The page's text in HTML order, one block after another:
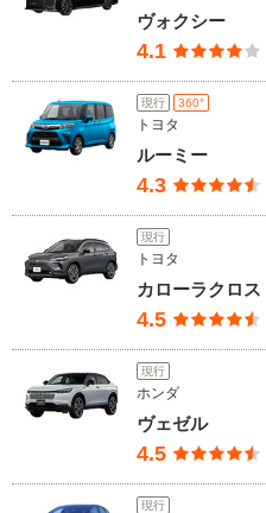
ヴォクシー
4.1
現行 360°
トヨタ
ルーミー
4.3
現行
トヨタ
カローラクロス
4.5
現行
ホンダ
ヴェゼル
4.5
現行